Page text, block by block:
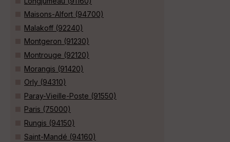
Maisons-Alfort (94700)
Malakoff (92240)
Montgeron (91230)
Montrouge (92120)
Morangis (91420)
Orly (94310)
Paray-Vieille-Poste (91550)
Paris (75000)
Rungis (94150)
Saint-Mandé (94160)